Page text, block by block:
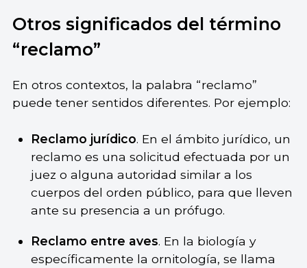
Otros significados del término
“reclamo”
En otros contextos, la palabra “reclamo”
puede tener sentidos diferentes. Por ejemplo:
Reclamo jurídico. En el ámbito jurídico, un
reclamo es una solicitud efectuada por un
juez o alguna autoridad similar a los
cuerpos del orden público, para que lleven
ante su presencia a un prófugo.
Reclamo entre aves. En la biología y
específicamente la ornitología, se llama